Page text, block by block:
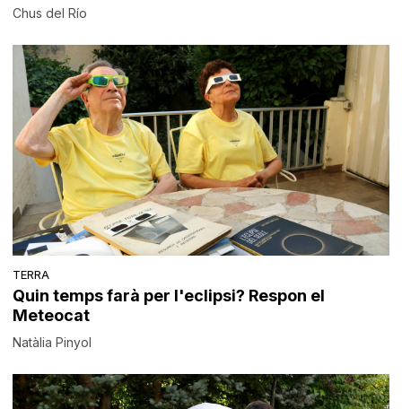
Chus del Río
TERRA
Quin temps farà per l'eclipsi? Respon el
Meteocat
Natàlia Pinyol